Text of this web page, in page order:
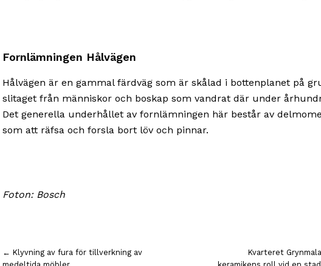
Fornlämningen Hålvägen
Hålvägen är en gammal färdväg som är skålad i bottenplanet på
slitaget från människor och boskap som vandrat där under
Det generella underhållet av fornlämningen här består av
som att räfsa och forsla bort löv och pinnar.
Foton: Bosch
← Klyvning av fura för tillverkning av
Kvarteret